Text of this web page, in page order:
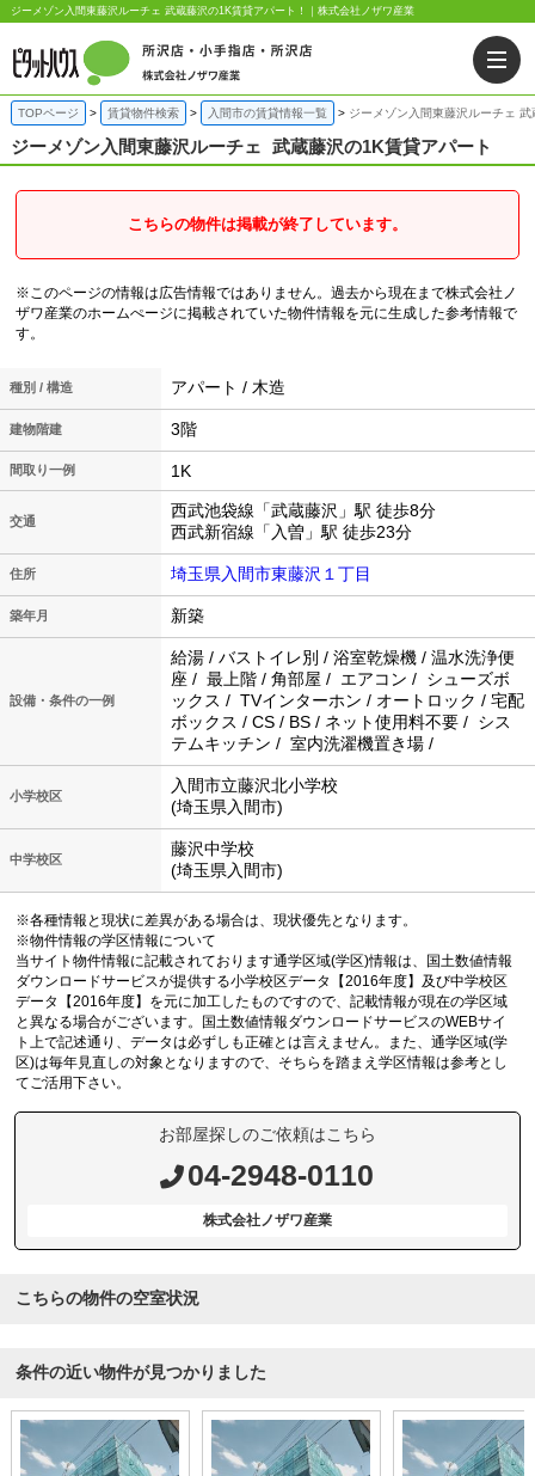
ジーメゾン入間東藤沢ルーチェ 武蔵藤沢の1K賃貸アパート！｜株式会社ノザワ産業
TOPページ 賃貸物件検索 入間市の賃貸情報一覧 ジーメゾン入間東藤沢ルーチェ
ジーメゾン入間東藤沢ルーチェ 武蔵藤沢の1K賃貸アパート
こちらの物件は掲載が終了しています。
※このページの情報は広告情報ではありません。過去から現在まで株式会社ノ
ザワ産業のホームぺージに掲載されていた物件情報を元に生成した参考情報で
す。
種別 / 構造 アパート / 木造
建物階建 3階
間取り一例 1K
交通
西武池袋線「武蔵藤沢」駅 徒歩8分
西武新宿線「入曽」駅 徒歩23分
住所 埼玉県入間市東藤沢１丁目
築年月 新築
設備・条件の一例
給湯 / バストイレ別 / 浴室乾燥機 / 温水洗浄便
座 / 最上階 / 角部屋 / エアコン / シューズボ
ックス / TVインターホン / オートロック / 宅配
ボックス / CS / BS / ネット使用料不要 / シス
テムキッチン / 室内洗濯機置き場 /
小学校区
入間市立藤沢北小学校
(埼玉県入間市)
中学校区
藤沢中学校
(埼玉県入間市)
※各種情報と現状に差異がある場合は、現状優先となります。
※物件情報の学区情報について
当サイト物件情報に記載されております通学区域(学区)情報は、国土数値情報
ダウンロードサービスが提供する小学校区データ【2016年度】及び中学校区
データ【2016年度】を元に加工したものですので、記載情報が現在の学区域
と異なる場合がございます。国土数値情報ダウンロードサービスのWEBサイ
ト上で記述通り、データは必ずしも正確とは言えません。また、通学区域(学
区)は毎年見直しの対象となりますので、そちらを踏まえ学区情報は参考とし
てご活用下さい。
お部屋探しのご依頼はこちら
04-2948-0110
株式会社ノザワ産業
こちらの物件の空室状況
条件の近い物件が見つかりました